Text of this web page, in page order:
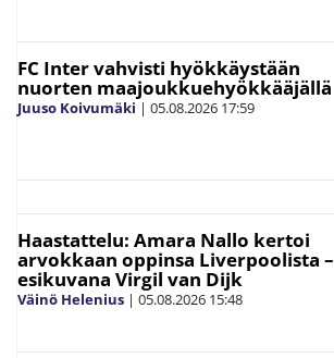
FC Inter vahvisti hyökkäystään
nuorten maajoukkuehyökkääjällä
Juuso Koivumäki | 05.08.2026 17:59
Haastattelu: Amara Nallo kertoi
arvokkaan oppinsa Liverpoolista –
esikuvana Virgil van Dijk
Väinö Helenius | 05.08.2026 15:48